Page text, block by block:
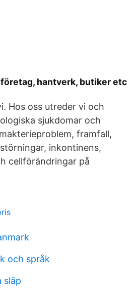
hantverk, butiker etc
Hos oss utreder vi och
sjukdomar och
framfall,
inkontinens,
cellförändringar på
och språk
släp